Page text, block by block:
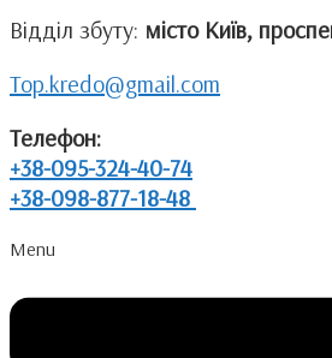
Відділ збуту: місто Київ,
Top.kredo@gmail.com
Телефон:
+38-095-324-40-74
+38-098-877-18-48
Menu